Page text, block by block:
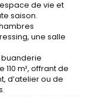
de vie et
saison.
une salle
buanderie
m², offrant de
d’atelier ou de